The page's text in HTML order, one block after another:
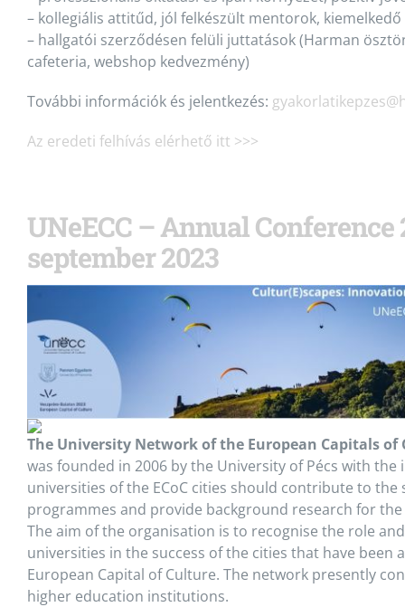
– kollegiális attitűd, jól felkészült mentorok,
– hallgatói szerződésen felüli juttatások (Harman
cafeteria, webshop kedvezmény)
További információk és jelentkezés:
Az eredeti felhívás elérhető itt >>>
UNeECC – Annual Conference
september 2023
The University Network of the European Capitals of
was founded in 2006 by the University of Pécs with
universities of the ECoC cities should contribute to the
programmes and provide background research for the
The aim of the organisation is to recognise the role
universities in the success of the cities that have been
European Capital of Culture. The network presently
higher education institutions.